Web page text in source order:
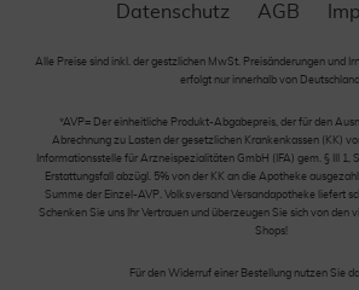
Datenschutz AGB
Alle Preise sind inkl. der gestzlichen MwSt. Preisänderungen und
erfolgt nur innerhalb von
*AVP= Der einheitliche Produkt-Abgabepreis, der für den
Abrechnung zu Lasten der gesetzlichen Krankenkassen (KK)
Informationsstelle für Arzneispezialitäten GmbH (IFA) gem. § III 1,
Erstattungsfall abzügl. 5% von der KK an die Apotheke
Summe der Einzel-AVP. Volksversand Versandapotheke liefert
Schenken Sie uns Ihr Vertrauen und überzeugen Sie sich von den
Shops!
Für den Widerruf einer Bestellung nutzen Sie